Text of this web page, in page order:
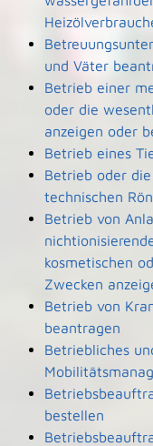
und Väter
Betrieb einer
oder die
anzeigen oder
Betrieb eines
Betrieb oder
technischen
Betrieb von
kosmetischen
Zwecken
Betrieb von
beantragen
Betriebliches
bestellen